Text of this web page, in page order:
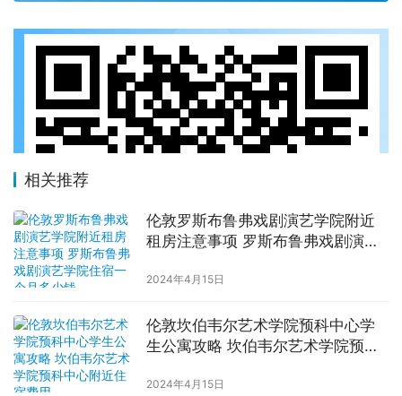
相关推荐
伦敦罗斯布鲁弗戏剧演艺学院附近
租房注意事项 罗斯布鲁弗戏剧演艺
2024年4月15日
伦敦坎伯韦尔艺术学院预科中心学
生公寓攻略 坎伯韦尔艺术学院预科
2024年4月15日